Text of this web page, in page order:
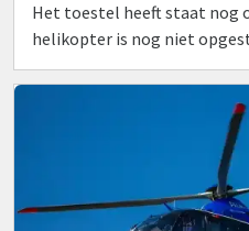
Het toestel heeft staat nog
helikopter is nog niet